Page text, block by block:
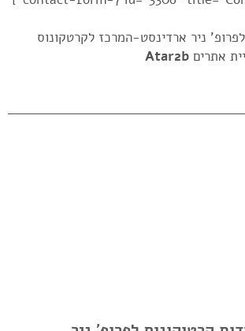
ניר ארדינסט-המרכז לקרטקונוס
אתרים Atar2b